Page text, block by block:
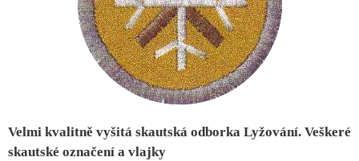
Velmi kvalitně vyšitá skautská odborka Lyžování. Veškeré
skautské označení a vlajky